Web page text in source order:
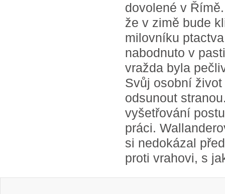
dovolené v
že v zimě bude
milovníku
nabodnuto v
vražda byla
Svůj osobní
odsunout
vyšetřování
práci.
si nedokázal
proti vrahovi, s